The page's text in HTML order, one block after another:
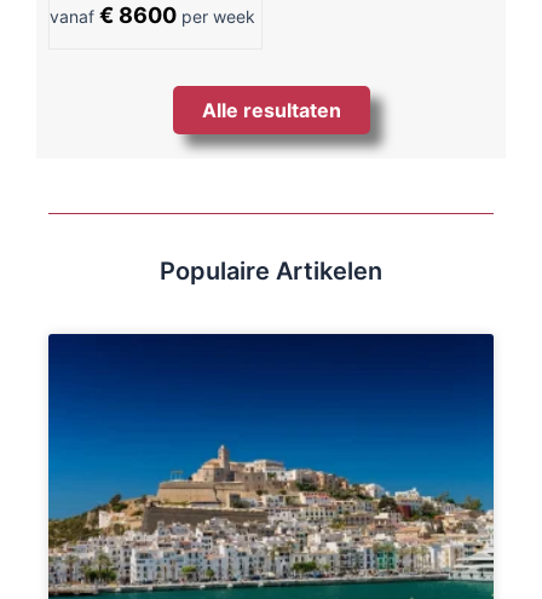
vanaf € 8600 per week
Alle resultaten
Populaire Artikelen